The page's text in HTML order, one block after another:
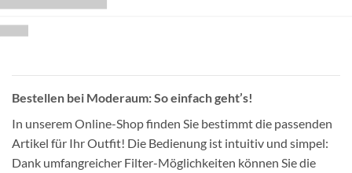
Bestellen bei Moderaum: So einfach geht’s!
In unserem Online-Shop finden Sie bestimmt die passenden
Artikel für Ihr Outfit! Die Bedienung ist intuitiv und simpel:
Dank umfangreicher Filter-Möglichkeiten können Sie die